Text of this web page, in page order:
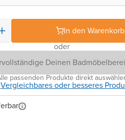
In den Warenkorb
oder
Deinen
passenden Produkte direkt
Vergleichbares oder besseres